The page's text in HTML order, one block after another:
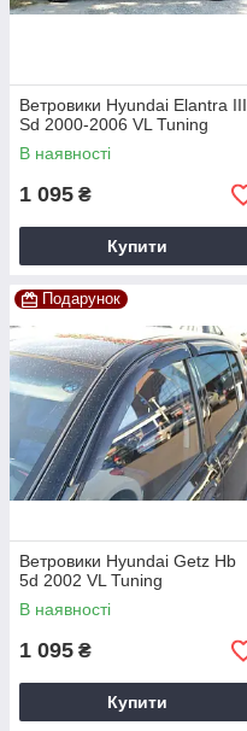
Ветровики Hyundai Elantra III
Sd 2000-2006 VL Tuning
В наявності
1 095 ₴
Купити
Подарунок
Ветровики Hyundai Getz Hb
5d 2002 VL Tuning
В наявності
1 095 ₴
Купити